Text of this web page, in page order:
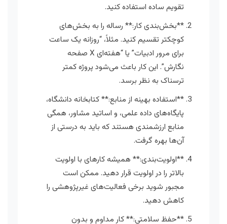
تقویم ساده استفاده کنید.
**بخش‌بندی کار:** رساله را به بخش‌های
کوچکتر تقسیم کنید. مثلاً، “روزانه یک ساعت
برای مرور ادبیات” یا “هفته‌ای X صفحه
نگارش”. این کار باعث می‌شود پروژه کمتر
ترسناک به نظر برسد.
**استفاده بهینه از منابع:** کتابخانه دانشگاه،
پایگاه‌های داده علمی، و اساتید مشاور، همگی
منابع ارزشمندی هستند که باید به درستی از
آن‌ها بهره گرفت.
**اولویت‌بندی:** همیشه کارهای با اولویت
بالاتر را در اولویت قرار دهید. ممکن است
مجبور شوید برخی فعالیت‌های غیرپژوهشی را
کاهش دهید.
**حفظ سلامتی:** کار مداوم و بدون